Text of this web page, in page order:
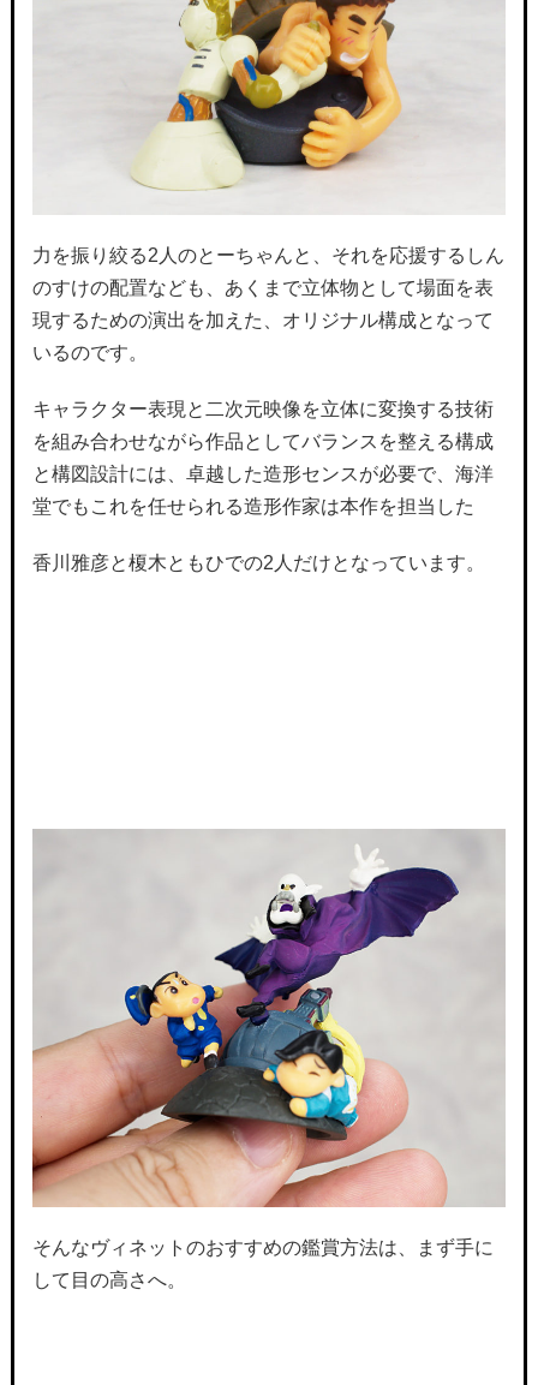
力を振り絞る2人のとーちゃんと、それを応援するしん
のすけの配置なども、あくまで立体物として場面を表
現するための演出を加えた、オリジナル構成となって
いるのです。
キャラクター表現と二次元映像を立体に変換する技術
を組み合わせながら作品としてバランスを整える構成
と構図設計には、卓越した造形センスが必要で、海洋
堂でもこれを任せられる造形作家は本作を担当した
香川雅彦と榎木ともひでの2人だけとなっています。
そんなヴィネットのおすすめの鑑賞方法は、まず手に
して目の高さへ。